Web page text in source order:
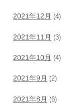
2021年12月 (4)
2021年11月 (3)
2021年10月 (4)
2021年9月 (2)
2021年8月 (6)